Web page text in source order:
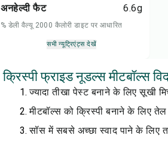
अनहेल्दी फैट
6.6g
% डेली वैल्यू 2000 कैलोरी डाइट पर आधारित
सभी न्यूट्रिएंट्स देखें
क्रिस्पी फ्राइड नूडल्स मीटबॉल्स
ज्यादा तीखा पेस्ट बनाने के लिए सूखी
मीटबॉल्स को क्रिस्पी बनाने के लिए तेल
सॉस में सबसे अच्छा स्वाद पाने के लिए